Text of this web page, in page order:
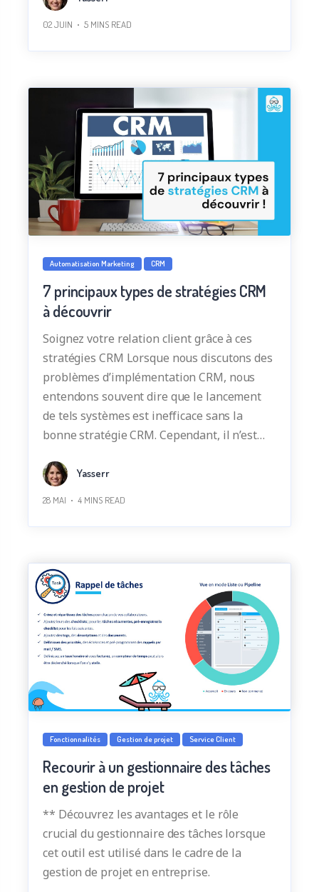
02 JUIN 5 MINS READ
Automatisation Marketing CRM
7 principaux types de stratégies CRM
à découvrir
Soignez votre relation client grâce à ces
stratégies CRM Lorsque nous discutons des
problèmes d’implémentation CRM, nous
entendons souvent dire que le lancement
de tels systèmes est inefficace sans la
bonne stratégie CRM. Cependant, il n’est…
Yasserr
28 MAI 4 MINS READ
Fonctionnalités Gestion de projet Service Client
Recourir à un gestionnaire des tâches
en gestion de projet
** Découvrez les avantages et le rôle
crucial du gestionnaire des tâches lorsque
cet outil est utilisé dans le cadre de la
gestion de projet en entreprise.